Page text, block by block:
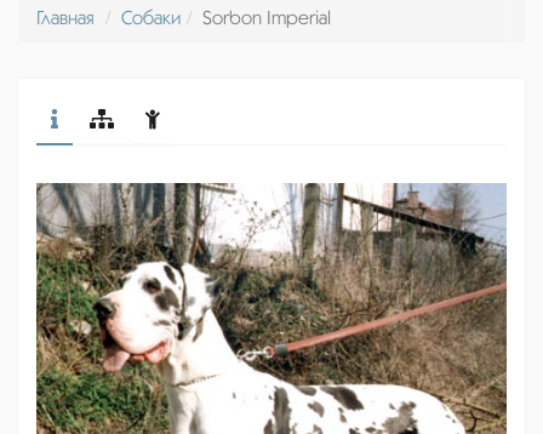
Главная Собаки Sorbon Imperial